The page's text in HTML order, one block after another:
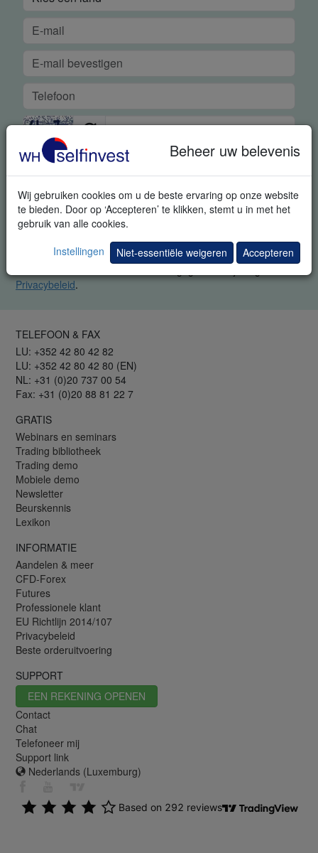
Beheer uw belevenis
Wij gebruiken cookies om u de beste ervaring op onze website
te bieden. Door op ‘Accepteren’ te klikken, stemt u in met het
gebruik van alle cookies.
Instellingen
Niet-essentiële weigeren Accepteren
VERSTUREN
Met deze aanvraag geeft u ons uitdrukkelijk toestemming om u
bijkomende informatie met betrekking tot trading en
uitnodigingen voor trading events te sturen. U kunt zich steeds
afmelden.
Privacybeleid.
TELEFOON & FAX
LU: +352 42 80 42 82
LU: +352 42 80 42 80 (EN)
NL: +31 (0)20 737 00 54
Fax: +31 (0)20 88 81 22 7
GRATIS
Webinars en seminars
Trading bibliotheek
Trading demo
Mobiele demo
Newsletter
Beurskennis
Lexikon
INFORMATIE
Aandelen & meer
CFD-Forex
Futures
Professionele klant
EU Richtlijn 2014/107
Privacybeleid
Beste orderuitvoering
SUPPORT
EEN REKENING OPENEN
Contact
Chat
Telefoneer mij
Support link
Nederlands (Luxemburg)